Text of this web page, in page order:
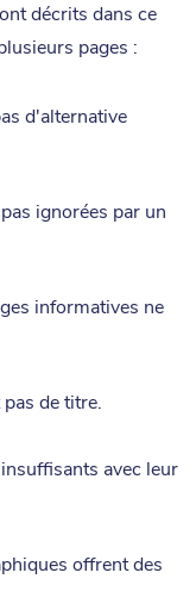
décrits dans ce
pages :
d'alternative
ignorées par un
informatives ne
de titre.
avec leur
offrent des